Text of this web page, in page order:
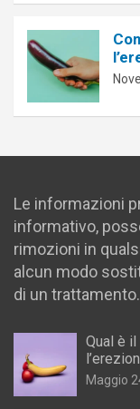
Le informazioni
informativo,
rimozioni in
alcun modo
di un trattamento.
Qual è
Maggio